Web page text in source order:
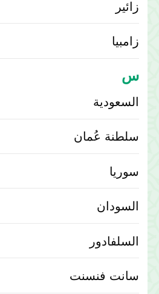
زائير
زامبيا
س
السعودية
سلطنة عُمان
سوريا‎
السودان
السلفادور
سانت فنسنت